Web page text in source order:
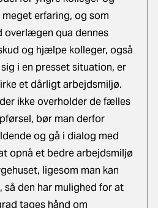
erfaring, og som
qua dennes
og hjælpe kolleger, også
i en presset situation, er
et dårligt arbejdsmiljø.
ikke overholder de fælles
bør man derfor
og gå i dialog med
opnå et bedre arbejdsmiljø
ligesom man kan
så den har mulighed for at
tages hånd om